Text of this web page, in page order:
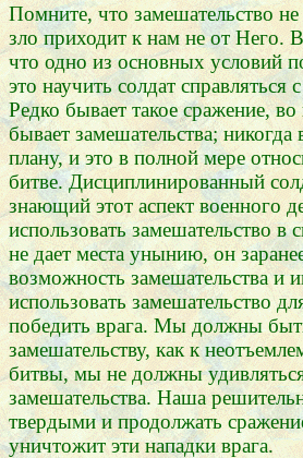
Помните, что замешательство
зло приходит к нам не от Него.
что одно из основных условий
это научить солдат справляться
Редко бывает такое сражение,
бывает замешательства; никогда
плану, и это в полной мере
битве. Дисциплинированный
знающий этот аспект военного
использовать замешательство в
не дает места унынию, он
возможность замешательства и
использовать замешательство
победить врага. Мы должны
замешательству, как к
битвы, мы не должны
замешательства. Наша
твердыми и продолжать
уничтожит эти нападки врага.